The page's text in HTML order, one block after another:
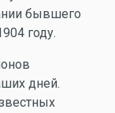
бывшего
году.
дней.